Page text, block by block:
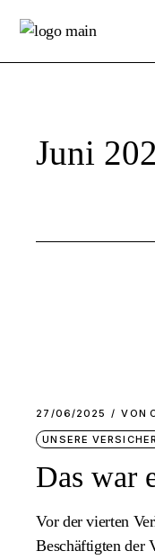
Juni
27/06/2025 VON
UNSERE
Das war
Vor der vierten
Beschäftigten der